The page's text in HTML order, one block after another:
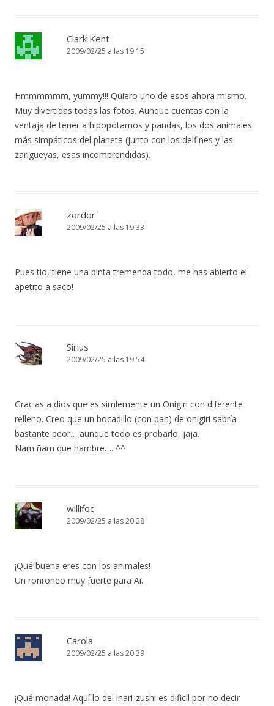
Clark Kent
2009/02/25 a las 19:15
Hmmmmmm, yummy!!! Quiero uno de esos ahora mismo.
Muy divertidas todas las fotos. Aunque cuentas con la
ventaja de tener a hipopótamos y pandas, los dos animales
más simpáticos del planeta (junto con los delfines y las
zarigüeyas, esas incomprendidas).
zordor
2009/02/25 a las 19:33
Pues tio, tiene una pinta tremenda todo, me has abierto el
apetito a saco!
Sirius
2009/02/25 a las 19:54
Gracias a dios que es simlemente un Onigiri con diferente
relleno. Creo que un bocadillo (con pan) de onigiri sabría
bastante peor… aunque todo es probarlo, jaja.
Ñam ñam que hambre…. ^^
willifoc
2009/02/25 a las 20:28
¡Qué buena eres con los animales!
Un ronroneo muy fuerte para Ai.
Carola
2009/02/25 a las 20:39
¡Qué monada! Aquí lo del inari-zushi es dificil por no decir